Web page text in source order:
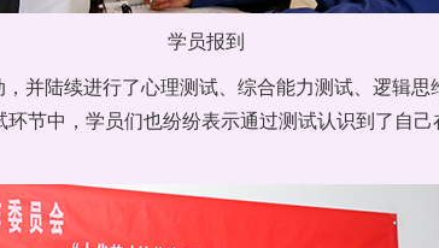
学员报到
并陆续进行了心理测试、综合能力测试、逻辑
节中，学员们也纷纷表示通过测试认识到了自